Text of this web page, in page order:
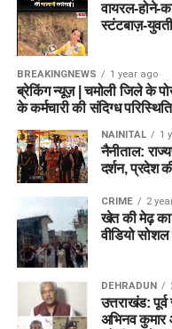
वायरल-होने-
स्टंटबाज़-
BREAKINGNEWS 1 year ago
ब्रेकिंग न्यूज़ | चमोली जिले के
के कर्मचारी की संदिग्ध
NAINITAL 1
नैनीताल:
दर्शन, प्रदेश
CRIME 2
खेत की मेढ़
वीडियो
DEHRADUN
उत्तराखंड:
अभिनव कुमार